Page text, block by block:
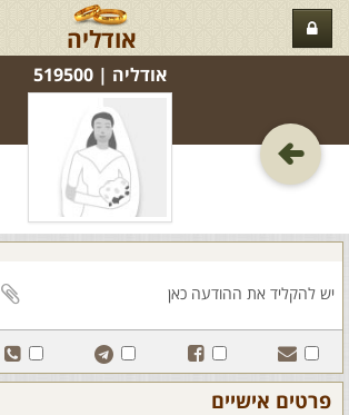
אודליה
אודליה‏ | 519500
פרטים אישיים